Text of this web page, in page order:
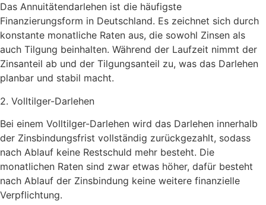
Das Annuitätendarlehen ist die häufigste
Finanzierungsform in Deutschland. Es zeichnet sich durch
konstante monatliche Raten aus, die sowohl Zinsen als
auch Tilgung beinhalten. Während der Laufzeit nimmt der
Zinsanteil ab und der Tilgungsanteil zu, was das Darlehen
planbar und stabil macht.
2. Volltilger-Darlehen
Bei einem Volltilger-Darlehen wird das Darlehen innerhalb
der Zinsbindungsfrist vollständig zurückgezahlt, sodass
nach Ablauf keine Restschuld mehr besteht. Die
monatlichen Raten sind zwar etwas höher, dafür besteht
nach Ablauf der Zinsbindung keine weitere finanzielle
Verpflichtung.